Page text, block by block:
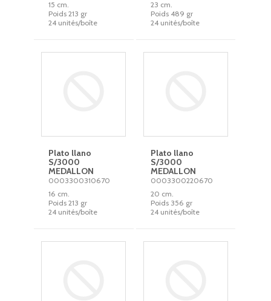
15 cm.
Poids 213 gr
24 unités/boîte
23 cm.
Poids 489 gr
24 unités/boîte
Plato llano
S/3000
MEDALLON
0003300310670
16 cm.
Poids 213 gr
24 unités/boîte
Plato llano
S/3000
MEDALLON
0003300220670
20 cm.
Poids 356 gr
24 unités/boîte